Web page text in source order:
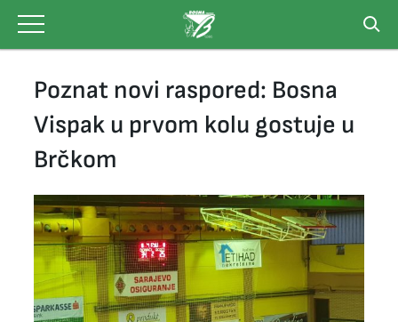
content
Poznat novi raspored: Bosna
Vispak u prvom kolu gostuje u
Brčkom